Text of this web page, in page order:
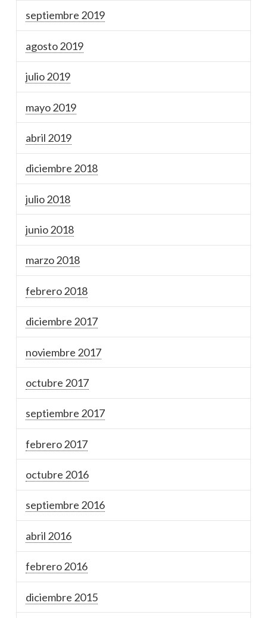
septiembre 2019
agosto 2019
julio 2019
mayo 2019
abril 2019
diciembre 2018
julio 2018
junio 2018
marzo 2018
febrero 2018
diciembre 2017
noviembre 2017
octubre 2017
septiembre 2017
febrero 2017
octubre 2016
septiembre 2016
abril 2016
febrero 2016
diciembre 2015